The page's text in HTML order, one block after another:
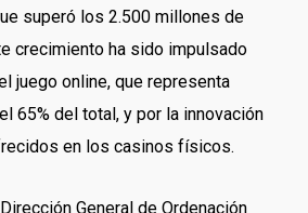
superó los 2.500 millones de
crecimiento ha sido impulsado
juego online, que representa
65%del total, y por la innovación
en los casinos físicos.
General de Ordenación